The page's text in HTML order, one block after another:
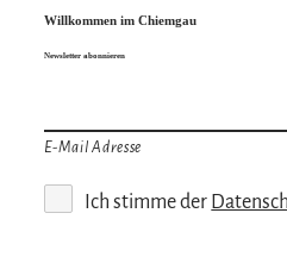
Kostenpflichtige
zum Vortag, 16 Uhr.
0176/70956731 oder
direkt anmelden:
Willkommen im Chiemgau
Newsletter abonnieren
E-Mail Adresse
Ich stimme der